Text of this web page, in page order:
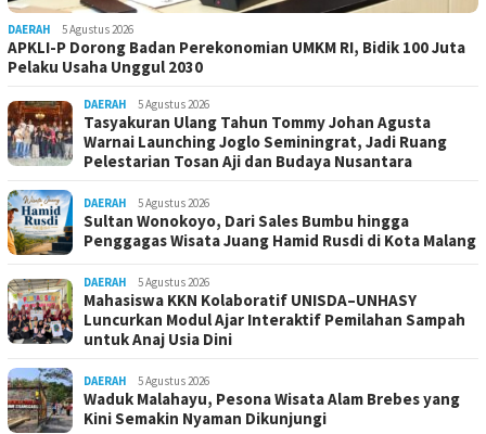
DAERAH 5 Agustus 2026
APKLI-P Dorong Badan Perekonomian UMKM RI, Bidik 100 Juta
Pelaku Usaha Unggul 2030
DAERAH 5 Agustus 2026
Tasyakuran Ulang Tahun Tommy Johan Agusta
Warnai Launching Joglo Seminingrat, Jadi Ruang
Pelestarian Tosan Aji dan Budaya Nusantara
DAERAH 5 Agustus 2026
Sultan Wonokoyo, Dari Sales Bumbu hingga
Penggagas Wisata Juang Hamid Rusdi di Kota Malang
DAERAH 5 Agustus 2026
Mahasiswa KKN Kolaboratif UNISDA–UNHASY
Luncurkan Modul Ajar Interaktif Pemilahan Sampah
untuk Anaj Usia Dini
DAERAH 5 Agustus 2026
Waduk Malahayu, Pesona Wisata Alam Brebes yang
Kini Semakin Nyaman Dikunjungi